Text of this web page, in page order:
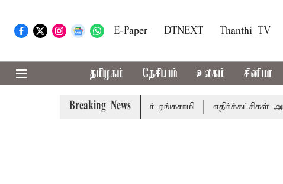
E-Paper DTNEXT Thanthi TV
தமிழகம் தேசியம் உலகம் சினிமா
Breaking News
முதல்-அமைச்சர் ரங்கசாமி எதிர்க்கட்சிகள் அமளி: